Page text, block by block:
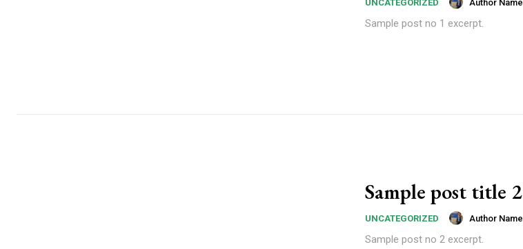
UNCATEGORIZED Author Name
Sample post no 1 excerpt.
Sample post title 2
UNCATEGORIZED Author Name
Sample post no 2 excerpt.